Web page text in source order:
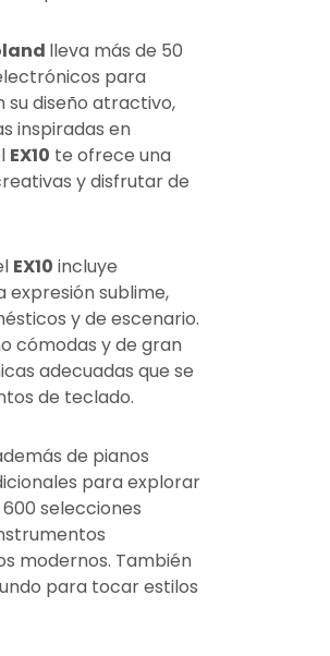
lleva más de 50
para
su diseño atractivo,
inspiradas en
EX10 te ofrece una
y disfrutar de
EX10 incluye
expresión sublime,
y de escenario.
cómodas y de gran
adecuadas que se
de teclado.
de pianos
para explorar
selecciones
modernos. También
para tocar estilos